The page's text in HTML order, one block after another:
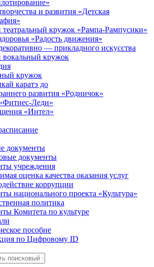
и развития «Детская
театральный кружок «Рампа-Рампусики»
«Радость движения»
— прикладного искусства
вокальный кружок
кружок
каратэ до
развития «Родничок»
Леди»
«Интел»
документы
документы
учреждения
оценка качества оказания услуг
коррупции
национального проекта «Культура»
политика
Комитета по культуре
пособие
по Цифровому ID